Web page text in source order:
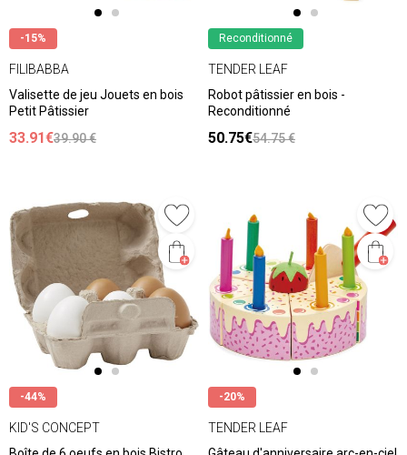
-15%
FILIBABBA
Valisette de jeu Jouets en bois
Petit Pâtissier
33.91€39.90 €
Reconditionné
TENDER LEAF
Robot pâtissier en bois -
Reconditionné
50.75€54.75 €
-44%
KID'S CONCEPT
-20%
TENDER LEAF